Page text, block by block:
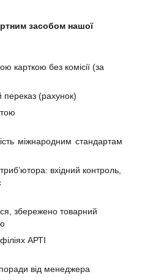
засобом нашої
карткою без комісії (за
переказ (рахунок)
міжнародним стандартам
вхідний контроль,
збережено товарний
АРТІ
від менеджера